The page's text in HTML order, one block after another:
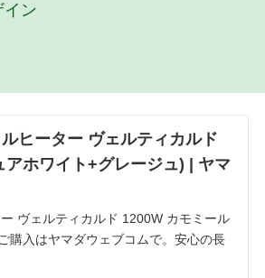
イン
ヒーター ヴェルティカルド
ホワイト+グレージュ) | ヤマ
ヴェルティカルド 1200W カモミール
購入はヤマダウェブコムで。安心の長